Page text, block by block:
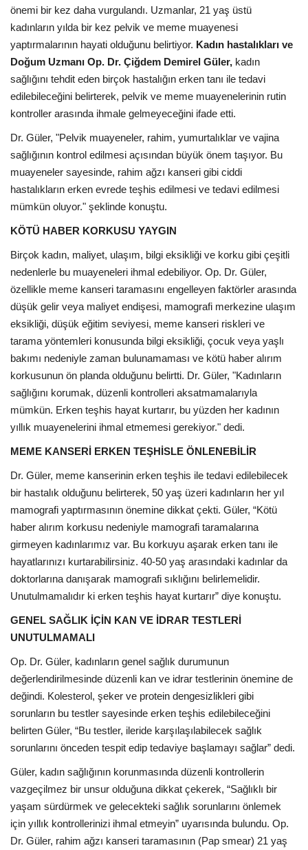
önemi bir kez daha vurgulandı. Uzmanlar, 21 yaş üstü
kadınların yılda bir kez pelvik ve meme muayenesi
yaptırmalarının hayati olduğunu belirtiyor. Kadın hastalıkları ve
Doğum Uzmanı Op. Dr. Çiğdem Demirel Güler, kadın
sağlığını tehdit eden birçok hastalığın erken tanı ile tedavi
edilebileceğini belirterek, pelvik ve meme muayenelerinin rutin
kontroller arasında ihmale gelmeyeceğini ifade etti.
Dr. Güler, "Pelvik muayeneler, rahim, yumurtalıklar ve vajina
sağlığının kontrol edilmesi açısından büyük önem taşıyor. Bu
muayeneler sayesinde, rahim ağzı kanseri gibi ciddi
hastalıkların erken evrede teşhis edilmesi ve tedavi edilmesi
mümkün oluyor." şeklinde konuştu.
KÖTÜ HABER KORKUSU YAYGIN
Birçok kadın, maliyet, ulaşım, bilgi eksikliği ve korku gibi çeşitli
nedenlerle bu muayeneleri ihmal edebiliyor. Op. Dr. Güler,
özellikle meme kanseri taramasını engelleyen faktörler arasında
düşük gelir veya maliyet endişesi, mamografi merkezine ulaşım
eksikliği, düşük eğitim seviyesi, meme kanseri riskleri ve
tarama yöntemleri konusunda bilgi eksikliği, çocuk veya yaşlı
bakımı nedeniyle zaman bulunamaması ve kötü haber alırım
korkusunun ön planda olduğunu belirtti. Dr. Güler, "Kadınların
sağlığını korumak, düzenli kontrolleri aksatmamalarıyla
mümkün. Erken teşhis hayat kurtarır, bu yüzden her kadının
yıllık muayenelerini ihmal etmemesi gerekiyor." dedi.
MEME KANSERİ ERKEN TEŞHİSLE ÖNLENEBİLİR
Dr. Güler, meme kanserinin erken teşhis ile tedavi edilebilecek
bir hastalık olduğunu belirterek, 50 yaş üzeri kadınların her yıl
mamografi yaptırmasının önemine dikkat çekti. Güler, “Kötü
haber alırım korkusu nedeniyle mamografi taramalarına
girmeyen kadınlarımız var. Bu korkuyu aşarak erken tanı ile
hayatlarınızı kurtarabilirsiniz. 40-50 yaş arasındaki kadınlar da
doktorlarına danışarak mamografi sıklığını belirlemelidir.
Unutulmamalıdır ki erken teşhis hayat kurtarır” diye konuştu.
GENEL SAĞLIK İÇİN KAN VE İDRAR TESTLERİ
UNUTULMAMALI
Op. Dr. Güler, kadınların genel sağlık durumunun
değerlendirilmesinde düzenli kan ve idrar testlerinin önemine de
değindi. Kolesterol, şeker ve protein dengesizlikleri gibi
sorunların bu testler sayesinde erken teşhis edilebileceğini
belirten Güler, “Bu testler, ileride karşılaşılabilecek sağlık
sorunlarını önceden tespit edip tedaviye başlamayı sağlar” dedi.
Güler, kadın sağlığının korunmasında düzenli kontrollerin
vazgeçilmez bir unsur olduğuna dikkat çekerek, “Sağlıklı bir
yaşam sürdürmek ve gelecekteki sağlık sorunlarını önlemek
için yıllık kontrollerinizi ihmal etmeyin” uyarısında bulundu. Op.
Dr. Güler, rahim ağzı kanseri taramasının (Pap smear) 21 yaş